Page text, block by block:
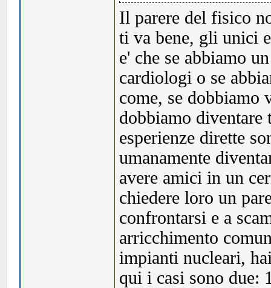
Il parere del fisico
ti va bene, gli unici
e' che se abbiamo
cardiologi o se
come, se dobbiamo
dobbiamo diventare
esperienze dirette
umanamente
avere amici in un
chiedere loro un
confrontarsi e a
arricchimento
impianti nucleari,
qui i casi sono due: